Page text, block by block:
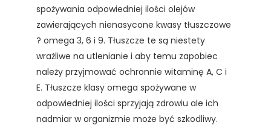
spożywania odpowiedniej ilości olejów
zawierających nienasycone kwasy tłuszczowe
? omega 3, 6 i 9. Tłuszcze te są niestety
wrażliwe na utlenianie i aby temu zapobiec
należy przyjmować ochronnie witaminę A, C i
E. Tłuszcze klasy omega spożywane w
odpowiedniej ilości sprzyjają zdrowiu ale ich
nadmiar w organizmie może być szkodliwy.